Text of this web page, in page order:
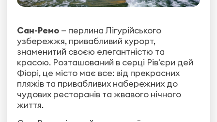
Сан-Ремо — перлина Лігурійського
узбережжя, привабливий курорт,
знаменитий своєю елегантністю та
красою. Розташований в серці Рів'єри дей
Фіорі, це місто має все: від прекрасних
пляжів та привабливих набережних до
чудових ресторанів та жвавого нічного
життя.